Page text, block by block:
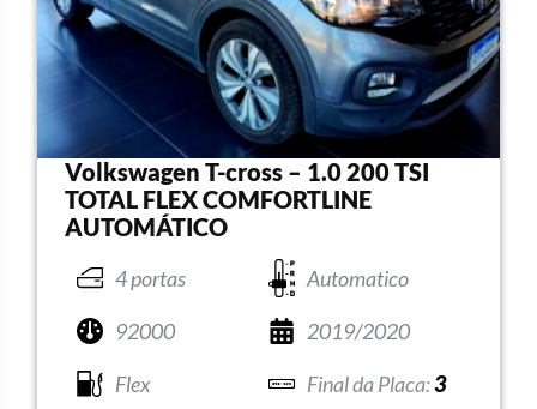
Volkswagen T-cross – 1.0 200 TSI
TOTAL FLEX COMFORTLINE
AUTOMÁTICO
4 portas
Automatico
92000
2019/2020
Flex
3